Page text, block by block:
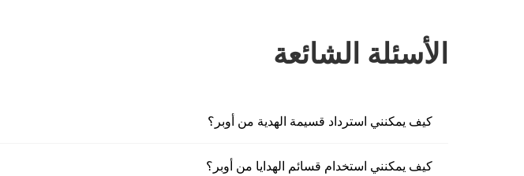
الأسئلة الشائعة
كيف يمكنني استرداد قسيمة الهدية من أوبر؟
كيف يمكنني استخدام قسائم الهدايا من أوبر؟